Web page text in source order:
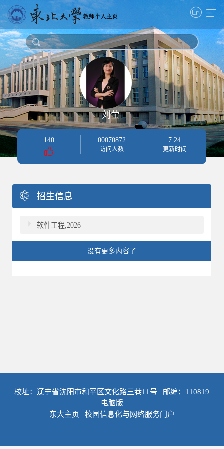
刘莹
140 00070872
访问人数
7 24
更新时间
招生信息
软件工程,2026
没有更多内容了
校址：辽宁省沈阳市和平区文化路三巷11号 | 邮编：110819
电脑版
东大主页 | 校园信息化与网络服务门户